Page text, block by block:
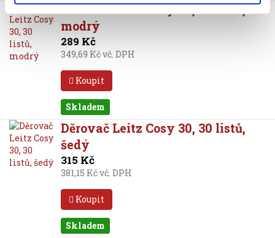
Děrovač Leitz Cosy 30, 30 listů,
modrý
289 Kč
349,69 Kč vč. DPH
Koupit
Skladem
Děrovač Leitz Cosy 30, 30 listů,
šedý
315 Kč
381,15 Kč vč. DPH
Koupit
Skladem